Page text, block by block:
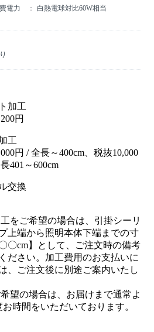
電力 白熱電球対比60W相当
加工
円
工
円 / 全長～400cm、税抜10,000
401～600cm
交換
をご希望の場合は、引掛シーリ
上端から照明本体下端までの寸
〇cm】として、ご注文時の備考
ださい。加工費用のお支払いに
、ご注文後に別途ご案内いたし
望の場合は、お届けまで通常よ
お時間をいただいております。